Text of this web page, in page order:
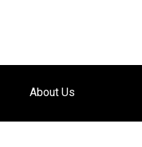
About Us